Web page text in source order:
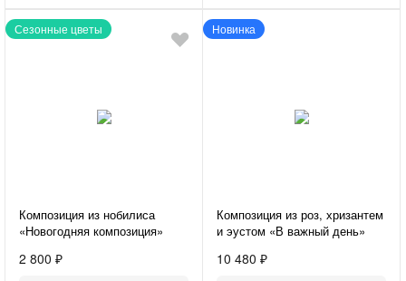
Сезонные цветы
Композиция из нобилиса
«Новогодняя композиция»
2 800 ₽
Новинка
Композиция из роз, хризантем
и эустом «В важный день»
10 480 ₽